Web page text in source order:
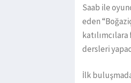
Saab ile
eden
dersleri
İlk